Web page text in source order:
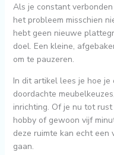
Als je constant
het probleem misschien
hebt geen nieuwe
doel. Een kleine,
om te pauzeren.
In dit artikel lees je hoe
doordachte
inrichting. Of je nu tot
hobby of gewoon vijf
deze ruimte kan echt een
gaan.